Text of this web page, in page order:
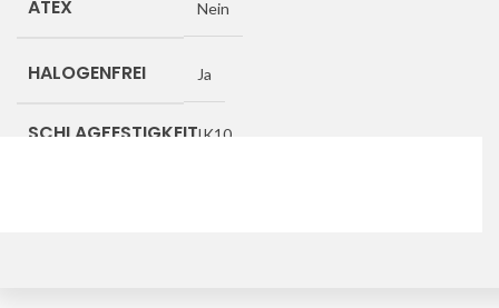
ATEX Nein
HALOGENFREI Ja
SCHLAGFESTIGKEITIK10